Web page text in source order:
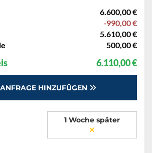
6.600,00 €
-990,00 €
5.610,00 €
500,00 €
6.110,00 €
HINZUFÜGEN
1 Woche später